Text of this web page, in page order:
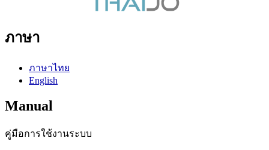
ภาษา
ภาษาไทย
English
Manual
คู่มือการใช้งานระบบ